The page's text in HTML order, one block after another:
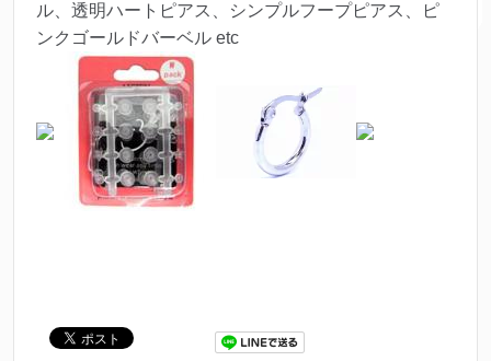
ル、透明ハートピアス、シンプルフープピアス、ピ
ンクゴールドバーベル etc